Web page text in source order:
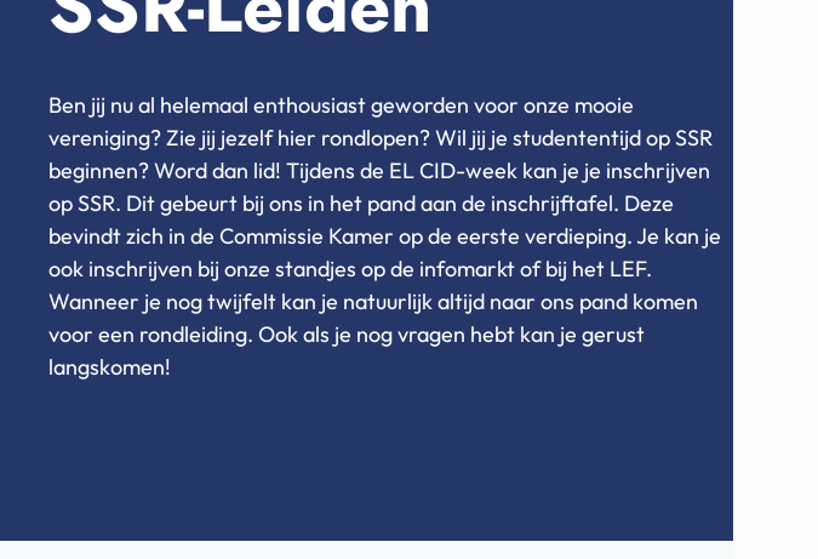
Ben jij nu al helemaal enthousiast geworden voor onze mooie
vereniging? Zie jij jezelf hier rondlopen? Wil jij je studententijd op SSR
beginnen? Word dan lid! Tijdens de EL CID-week kan je je inschrijven
op SSR. Dit gebeurt bij ons in het pand aan de inschrijftafel. Deze
bevindt zich in de Commissie Kamer op de eerste verdieping. Je kan je
ook inschrijven bij onze standjes op de infomarkt of bij het LEF.
Wanneer je nog twijfelt kan je natuurlijk altijd naar ons pand komen
voor een rondleiding. Ook als je nog vragen hebt kan je gerust
langskomen!